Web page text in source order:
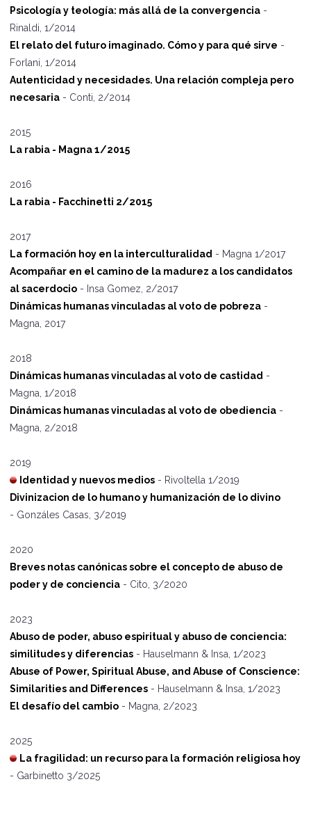
Psicología y teología: más allá de la convergencia -
Rinaldi, 1/2014
El relato del futuro imaginado. Cómo y para qué sirve -
Forlani, 1/2014
Autenticidad y necesidades. Una relación compleja pero
necesaria - Conti, 2/2014
2015
La rabia - Magna 1/2015
2016
La rabia - Facchinetti 2/2015
2017
La formación hoy en la interculturalidad - Magna 1/2017
Acompañar en el camino de la madurez a los candidatos
al sacerdocio - Insa Gomez, 2/2017
Dinámicas humanas vinculadas al voto de pobreza -
Magna, 2017
2018
Dinámicas humanas vinculadas al voto de castidad -
Magna, 1/2018
Dinámicas humanas vinculadas al voto de obediencia -
Magna, 2/2018
2019
Identidad y nuevos medios - Rivoltella 1/2019
Divinizacion de lo humano y humanización de lo divino
- Gonzáles Casas, 3/2019
2020
Breves notas canónicas sobre el concepto de abuso de
poder y de conciencia - Cito, 3/2020
2023
Abuso de poder, abuso espiritual y abuso de conciencia:
similitudes y diferencias - Hauselmann & Insa, 1/2023
Abuse of Power, Spiritual Abuse, and Abuse of Conscience:
Similarities and Differences - Hauselmann & Insa, 1/2023
El desafío del cambio - Magna, 2/2023
2025
La fragilidad: un recurso para la formación religiosa hoy
- Garbinetto 3/2025